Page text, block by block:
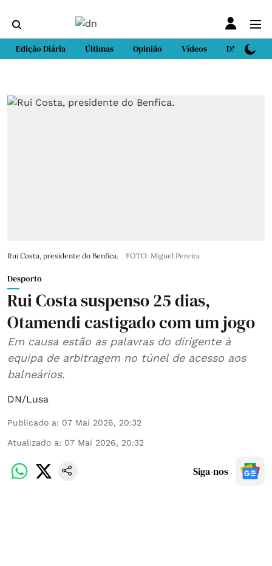
Edição Diária Últimas Opinião Vídeos DN Sport
Rui Costa, presidente do Benfica. FOTO: Miguel Pereira
Desporto
Rui Costa suspenso 25 dias,
Otamendi castigado com um jogo
Em causa estão as palavras do dirigente à
equipa de arbitragem no túnel de acesso aos
balneários.
DN/Lusa
Publicado a: 07 Mai 2026, 20:32
Atualizado a: 07 Mai 2026, 20:32
Siga-nos